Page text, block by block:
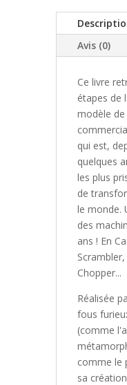
métamorphose
Avis (0)
Ce livre
étapes de
modèle
qui est,
quelques
les plus
de
le monde.
des
ans ! En
Chopper...
Réalisée
fous
(comme
comme le
sa